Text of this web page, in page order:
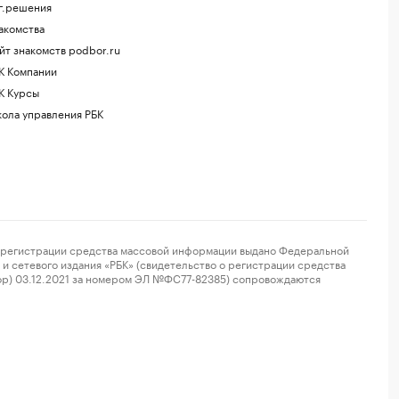
знакомств podbor.ru
Компании
Курсы
управления РБК
средства массовой информации выдано Федеральной
издания «РБК» (свидетельство о регистрации средства
03.12.2021 за номером ЭЛ №ФС77-82385) сопровождаются